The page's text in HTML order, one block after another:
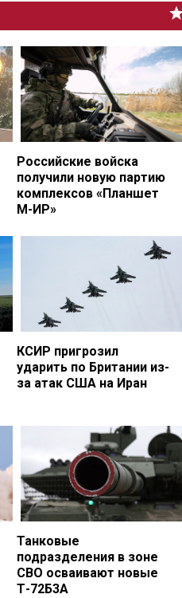
Российские войска
получили новую партию
комплексов «Планшет
М-ИР»
КСИР пригрозил
ударить по Британии из-
за атак США на Иран
Танковые
подразделения в зоне
СВО осваивают новые
Т-72Б3А